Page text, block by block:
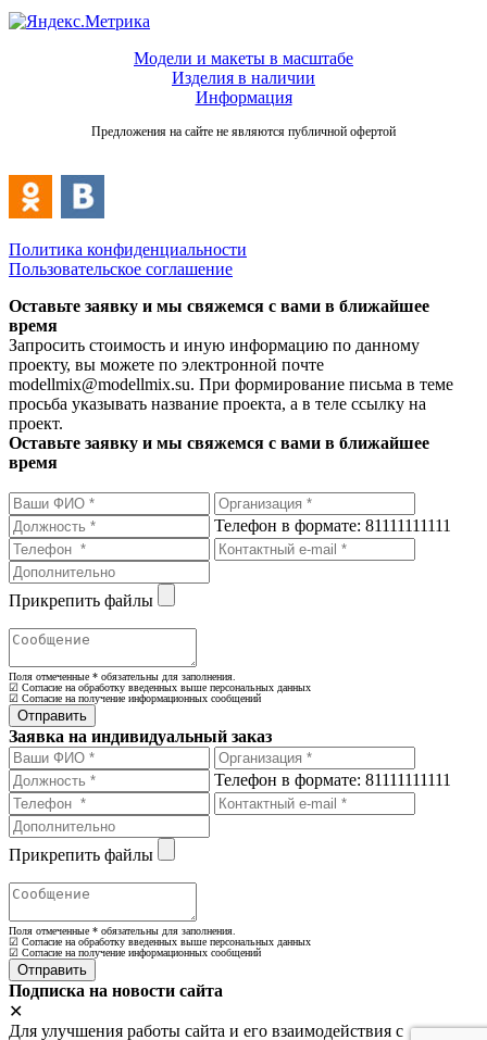
Модели и макеты в масштабе
Изделия в наличии
Информация
Предложения на сайте не являются публичной офертой
Политика конфиденциальности
Пользовательское соглашение
Оставьте заявку и мы свяжемся с вами в ближайшее
время
Запросить стоимость и иную информацию по данному
проекту, вы можете по электронной почте
modellmix@modellmix.su. При формирование письма в теме
просьба указывать название проекта, а в теле ссылку на
проект.
Оставьте заявку и мы свяжемся с вами в ближайшее
время
Телефон в формате: 81111111111
Прикрепить файлы
Поля отмеченные * обязательны для заполнения.
☑ Согласие на обработку введенных выше персональных данных
☑ Согласие на получение информационных сообщений
Заявка на индивидуальный заказ
Телефон в формате: 81111111111
Прикрепить файлы
Поля отмеченные * обязательны для заполнения.
☑ Согласие на обработку введенных выше персональных данных
☑ Согласие на получение информационных сообщений
Подписка на новости сайта
✕
Для улучшения работы сайта и его взаимодействия с